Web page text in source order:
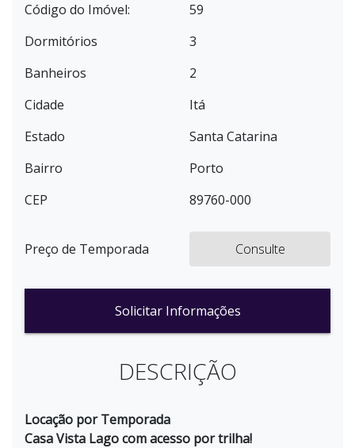
Código do Imóvel:
59
Dormitórios
3
Banheiros
2
Cidade
Itá
Estado
Santa Catarina
Bairro
Porto
CEP
89760-000
Preço de Temporada Consulte
Solicitar Informações
DESCRIÇÃO
Locação por Temporada
Casa Vista Lago com acesso por trilha!